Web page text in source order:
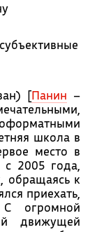
[Панин –
школа в
место в
2005 года,
обращаясь к
приехать,
огромной
движущей